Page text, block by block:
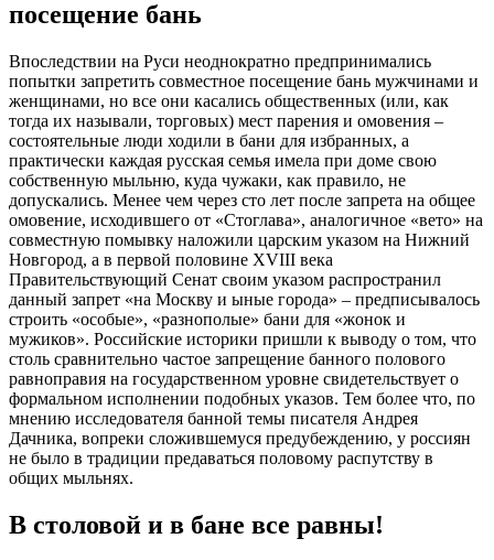
посещение бань
Впоследствии на Руси неоднократно предпринимались
попытки запретить совместное посещение бань мужчинами и
женщинами, но все они касались общественных (или, как
тогда их называли, торговых) мест парения и омовения –
состоятельные люди ходили в бани для избранных, а
практически каждая русская семья имела при доме свою
собственную мыльню, куда чужаки, как правило, не
допускались. Менее чем через сто лет после запрета на общее
омовение, исходившего от «Стоглава», аналогичное «вето» на
совместную помывку наложили царским указом на Нижний
Новгород, а в первой половине XVIII века
Правительствующий Сенат своим указом распространил
данный запрет «на Москву и ыные города» – предписывалось
строить «особые», «разнополые» бани для «жонок и
мужиков». Российские историки пришли к выводу о том, что
столь сравнительно частое запрещение банного полового
равноправия на государственном уровне свидетельствует о
формальном исполнении подобных указов. Тем более что, по
мнению исследователя банной темы писателя Андрея
Дачника, вопреки сложившемуся предубеждению, у россиян
не было в традиции предаваться половому распутству в
общих мыльнях.
В столовой и в бане все равны!